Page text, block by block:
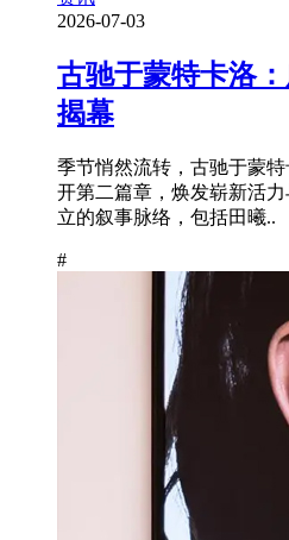
2026-07-03
古驰于蒙特卡洛
揭幕
季节悄然流转，古驰于蒙
开第二篇章，焕发崭新活
立的叙事脉络，包括田曦..
#